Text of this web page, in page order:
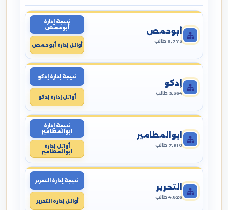
أبوحمص
8,773 طالب
نتيجة إدارة
أبوحمص
أوائل إدارة أبوحمص
إدكو
3,364 طالب
نتيجة إدارة إدكو
أوائل إدارة إدكو
ابوالمطامير
7,910 طالب
نتيجة إدارة
ابوالمطامير
أوائل إدارة
ابوالمطامير
التحرير
4,626 طالب
نتيجة إدارة التحرير
أوائل إدارة التحرير